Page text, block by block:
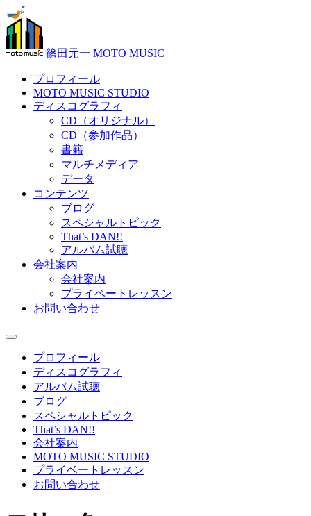
篠田元一 MOTO MUSIC
プロフィール
MOTO MUSIC STUDIO
ディスコグラフィ
CD（オリジナル）
CD（参加作品）
書籍
マルチメディア
データ
コンテンツ
ブログ
スペシャルトピック
That’s DAN!!
アルバム試聴
会社案内
会社案内
プライベートレッスン
お問い合わせ
プロフィール
ディスコグラフィ
アルバム試聴
ブログ
スペシャルトピック
That’s DAN!!
会社案内
MOTO MUSIC STUDIO
プライベートレッスン
お問い合わせ